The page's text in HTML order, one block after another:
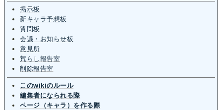
掲示板
新キャラ予想板
質問板
会議・お知らせ板
意見所
荒らし報告室
削除報告室
このwikiのルール
編集者になられる際
ページ（キャラ）を作る際